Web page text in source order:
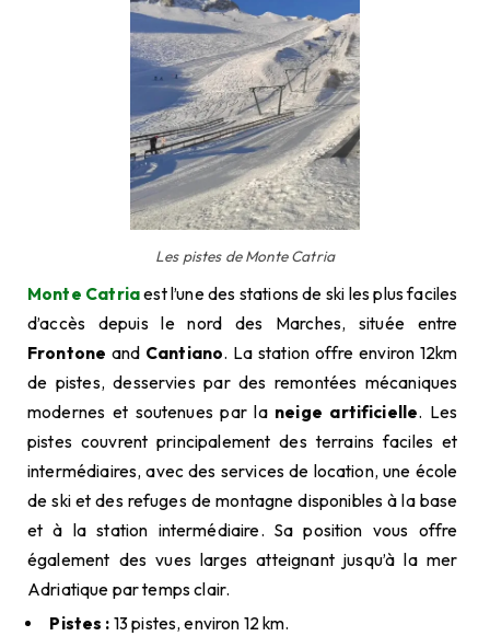
Les pistes de Monte Catria
Monte Catriaest l’une des stations de ski les plus faciles
d’accès depuis le nord des Marches, située entre
Frontone and Cantiano. La station offre environ 12km
de pistes, desservies par des remontées mécaniques
modernes et soutenues par la neige artificielle. Les
pistes couvrent principalement des terrains faciles et
intermédiaires, avec des services de location, une école
de ski et des refuges de montagne disponibles à la base
et à la station intermédiaire. Sa position vous offre
également des vues larges atteignant jusqu’à la mer
Adriatique par temps clair.
Pistes : 13 pistes, environ 12 km.